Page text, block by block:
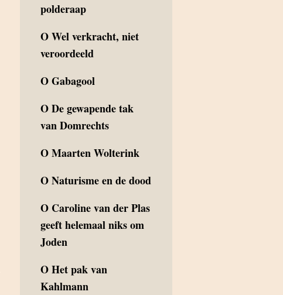
polderaap
OWel verkracht, niet
veroordeeld
OGabagool
ODe gewapende tak
van Domrechts
OMaarten Wolterink
ONaturisme en de dood
O Caroline van der Plas
geeft helemaal niks om
Joden
OHet pak van
Kahlmann